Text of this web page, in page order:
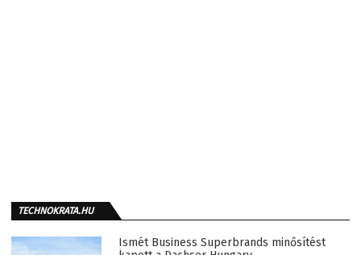
TECHNOKRATA.HU
Ismét Business Superbrands minősítést